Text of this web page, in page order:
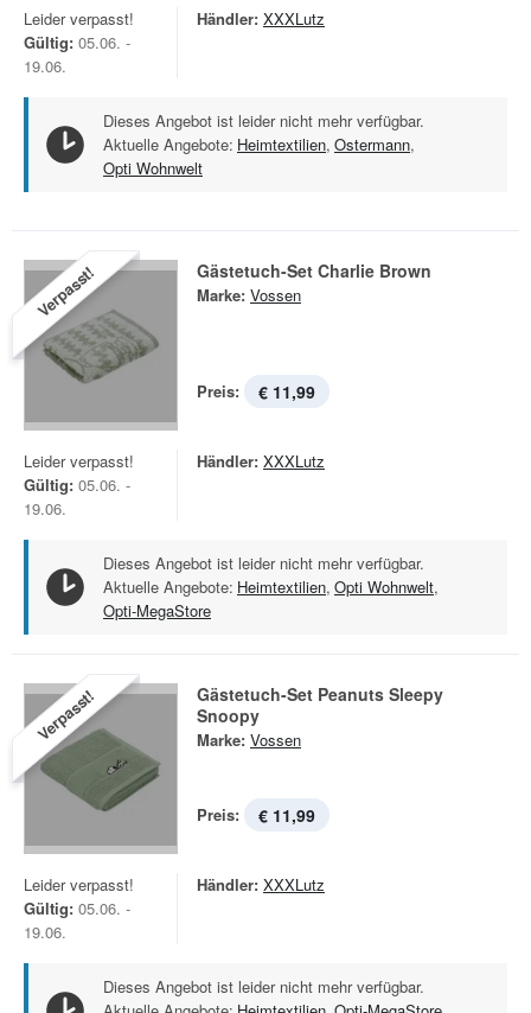
Leider verpasst!
Gültig: 05.06. -
19.06.
Händler: XXXLutz
Dieses Angebot ist leider nicht mehr verfügbar.
Aktuelle Angebote: Heimtextilien, Ostermann,
Opti Wohnwelt
Verpasst! Gästetuch-Set Charlie Brown
Marke: Vossen
Preis: € 11,99
Leider verpasst!
Gültig: 05.06. -
19.06.
Händler: XXXLutz
Dieses Angebot ist leider nicht mehr verfügbar.
Aktuelle Angebote: Heimtextilien, Opti Wohnwelt,
Opti-MegaStore
Verpasst!
Gästetuch-Set Peanuts Sleepy
Snoopy
Marke: Vossen
Preis: € 11,99
Leider verpasst!
Gültig: 05.06. -
19.06.
Händler: XXXLutz
Dieses Angebot ist leider nicht mehr verfügbar.